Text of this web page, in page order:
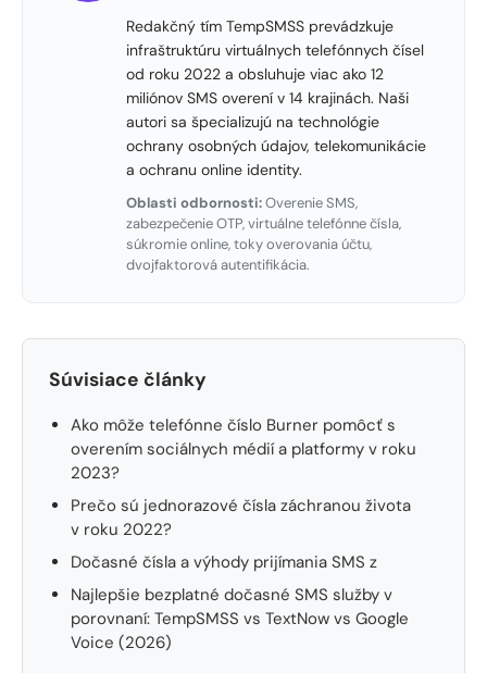
Redakčný tím TempSMSS prevádzkuje
infraštruktúru virtuálnych telefónnych čísel
od roku 2022 a obsluhuje viac ako 12
miliónov SMS overení v 14 krajinách. Naši
autori sa špecializujú na technológie
ochrany osobných údajov, telekomunikácie
a ochranu online identity.
Oblasti odbornosti:Overenie SMS,
zabezpečenie OTP, virtuálne telefónne čísla,
súkromie online, toky overovania účtu,
dvojfaktorová autentifikácia.
Súvisiace články
Ako môže telefónne číslo Burner pomôcť s
overením sociálnych médií a platformy v roku
2023?
Prečo sú jednorazové čísla záchranou života
v roku 2022?
Dočasné čísla a výhody prijímania SMS z
Najlepšie bezplatné dočasné SMS služby v
porovnaní: TempSMSS vs TextNow vs Google
Voice (2026)